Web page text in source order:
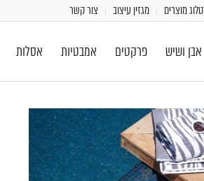
מוצרים מגזין עיצוב צור קשר
אבן ושיש פרקטים אמבטיות אסלות